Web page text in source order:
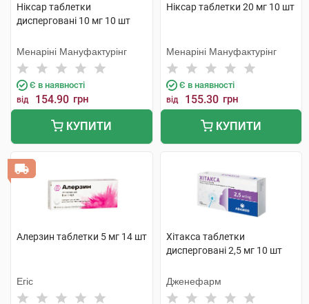
Ніксар таблетки
дисперговані 10 мг 10 шт
Менаріні Мануфактурінг
Є в наявності
від 154.90 грн
КУПИТИ
Ніксар таблетки 20 мг 10 шт
Менаріні Мануфактурінг
Є в наявності
від 155.30 грн
КУПИТИ
Алерзин таблетки 5 мг 14 шт
Егіс
Хітакса таблетки
дисперговані 2,5 мг 10 шт
Дженефарм